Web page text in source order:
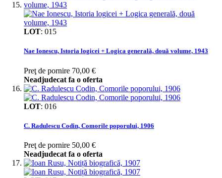
LOT: 015
Nae Ionescu, Istoria logicei + Logica generală, două volume, 1943
Preţ de pornire 70,00 €
Neadjudecat fa o oferta
LOT: 016
C. Radulescu Codin, Comorile poporului, 1906
Preţ de pornire 50,00 €
Neadjudecat fa o oferta